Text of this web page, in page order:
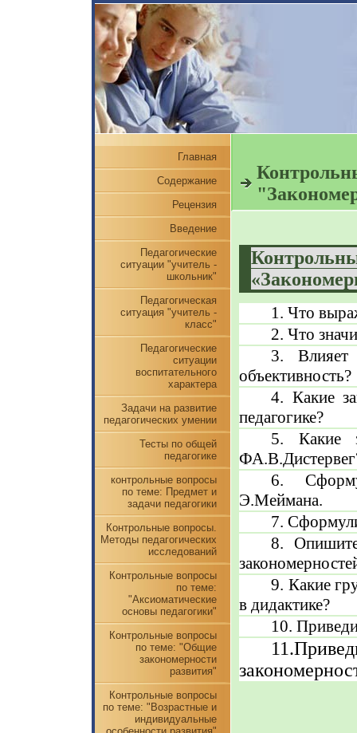
Главная
Содержание
Рецензия
Введение
Педагогические
ситуации "учитель -
школьник"
Педагогическая
ситуация "учитель -
класс"
Педагогические
ситуации
воспитательного
характера
Задачи на развитие
педагогических умении
Тесты по общей
педагогике
контрольные вопросы
по теме: Предмет и
задачи педагогики
Контрольные вопросы.
Методы педагогических
исследований
Контрольные вопросы
по теме:
"Аксиоматические
основы педагогики"
Контрольные вопросы
по теме: "Общие
закономерности
развития"
Контрольные вопросы
по теме: "Возрастные и
индивидуальные
1. Что
2. Что
3. Влияет
объективность?
4. Какие
педагогике?
5. Какие
6.
Э.Меймана.
7.
8.
9. Какие
в дидак­тике?
10.